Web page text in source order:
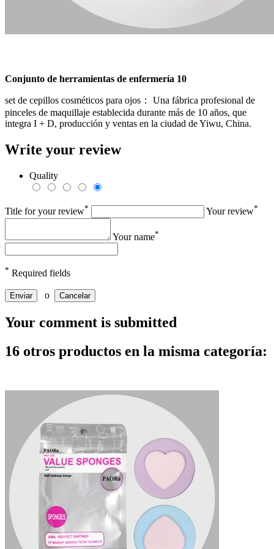
Conjunto de herramientas de enfermería 10
set de cepillos cosméticos para ojos： Una fábrica profesional de
pinceles de maquillaje establecida durante más de 10 años, que
integra I + D, producción y ventas en la ciudad de Yiwu, China.
Write your review
Quality
Title for your review* Your review*
Your name*
* Required fields
Enviar o Cancelar
Your comment is submitted
16 otros productos en la misma categoría: